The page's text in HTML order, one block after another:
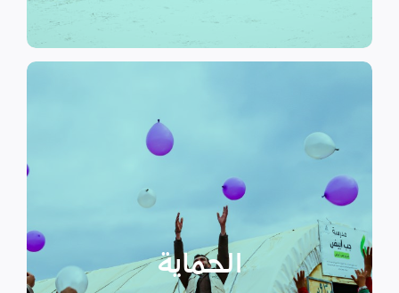
الحماية
الحماية
الأسر المهمشة والتي ترأسها إناث
عبر تعزيز المساعدة الإنسانية التي
تراعي الأمور الخاصة بالنوع
الاجتماعي “الجنساني” مع التركيز